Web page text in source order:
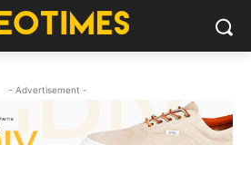
- Advertisement -